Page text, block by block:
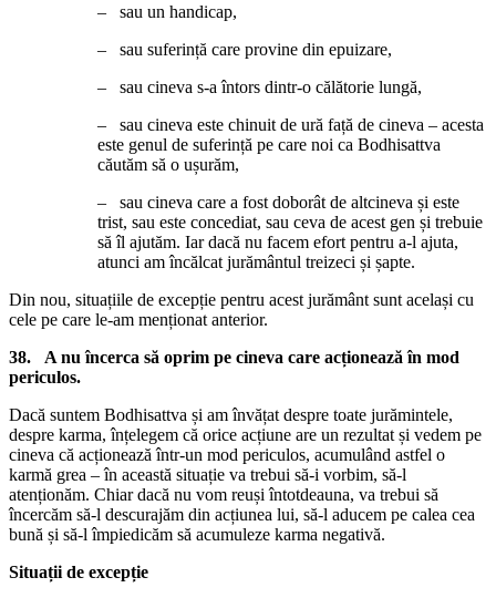
– sau un handicap,
– sau suferință care provine din epuizare,
– sau cineva s-a întors dintr-o călătorie lungă,
– sau cineva este chinuit de ură față de cineva – acesta
este genul de suferință pe care noi ca Bodhisattva
căutăm să o ușurăm,
– sau cineva care a fost doborât de altcineva și este
trist, sau este concediat, sau ceva de acest gen și trebuie
să îl ajutăm. Iar dacă nu facem efort pentru a-l ajuta,
atunci am încălcat jurământul treizeci și șapte.
Din nou, situațiile de excepție pentru acest jurământ sunt același cu
cele pe care le-am menționat anterior.
38. A nu încerca să oprim pe cineva care acționează în mod
periculos.
Dacă suntem Bodhisattva și am învățat despre toate jurămintele,
despre karma, înțelegem că orice acțiune are un rezultat și vedem pe
cineva că acționează într-un mod periculos, acumulând astfel o
karmă grea – în această situație va trebui să-i vorbim, să-l
atenționăm. Chiar dacă nu vom reuși întotdeauna, va trebui să
încercăm să-l descurajăm din acțiunea lui, să-l aducem pe calea cea
bună și să-l împiedicăm să acumuleze karma negativă.
Situații de excepție